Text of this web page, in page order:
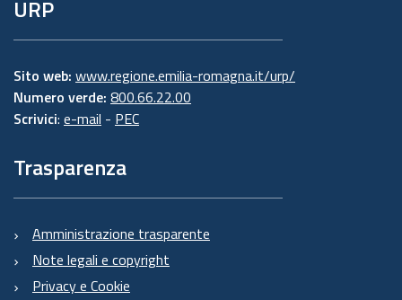
URP
Sito web: www.regione.emilia-romagna.it/urp/
Numero verde: 800.66.22.00
Scrivici: e-mail - PEC
Trasparenza
Amministrazione trasparente
Note legali e copyright
Privacy e Cookie